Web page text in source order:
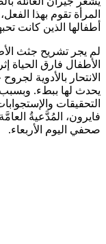
المرأة تقوم بهذا
أطفالها الذين كانت
لم يجر تشريح جثث
الأطفال فارق
الانتحار بالأدوية
يحدث لها ببطء.
التحقيقات
فايرون، المُدَّعيةُ
صحفي اليوم الأربعاء.